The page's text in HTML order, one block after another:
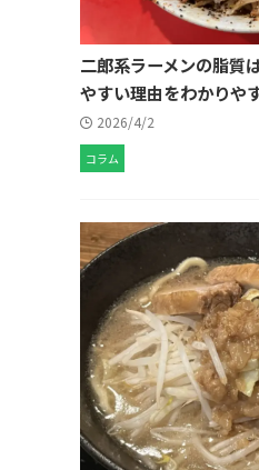
二郎系ラーメンの脂質
やすい理由をわかりや
2026/4/2
コラム